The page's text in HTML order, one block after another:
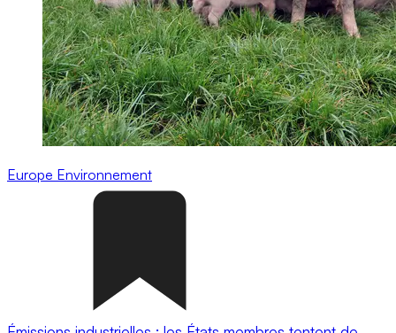
Europe Environnement